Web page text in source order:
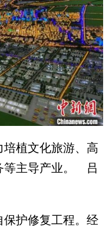
植文化旅游、高
等主导产业。 吕
护修复工程。经